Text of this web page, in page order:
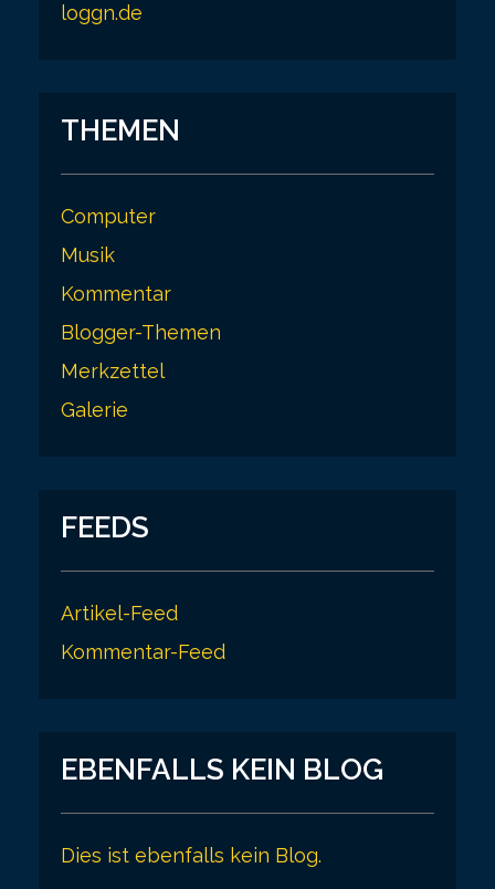
loggn.de
THEMEN
Computer
Musik
Kommentar
Blogger-Themen
Merkzettel
Galerie
FEEDS
Artikel-Feed
Kommentar-Feed
EBENFALLS KEIN BLOG
Dies ist ebenfalls kein Blog.